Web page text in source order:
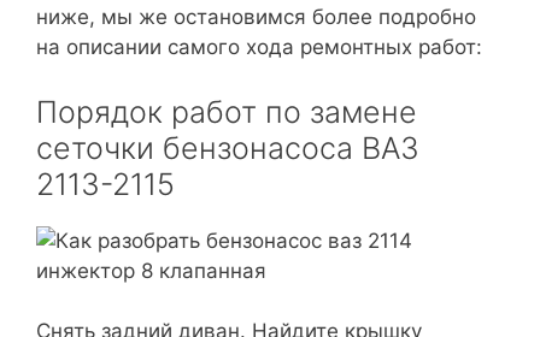
ниже, мы же остановимся более подробно
на описании самого хода ремонтных работ:
Порядок работ по замене
сеточки бензонасоса ВАЗ
2113-2115
Снять задний диван. Найдите крышку